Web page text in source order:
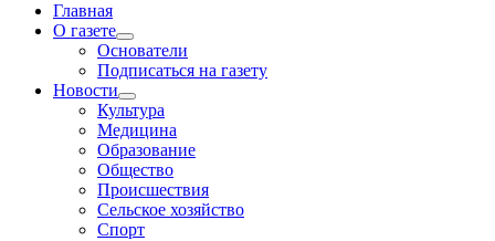
Главная
О газете
Основатели
Подписаться на газету
Новости
Культура
Медицина
Образование
Общество
Происшествия
Сельское хозяйство
Спорт